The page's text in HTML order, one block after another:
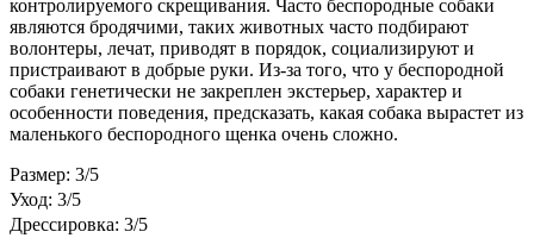
контролируемого скрещивания. Часто беспородные собаки
являются бродячими, таких животных часто подбирают
волонтеры, лечат, приводят в порядок, социализируют и
пристраивают в добрые руки. Из-за того, что у беспородной
собаки генетически не закреплен экстерьер, характер и
особенности поведения, предсказать, какая собака вырастет из
маленького беспородного щенка очень сложно.
Размер: 3/5
Уход: 3/5
Дрессировка: 3/5